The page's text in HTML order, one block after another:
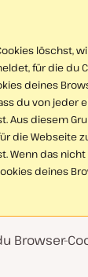
löschst,
für die du
deines
du von jeder
Aus diesem
die Webseite
Wenn das
deines
Browser-